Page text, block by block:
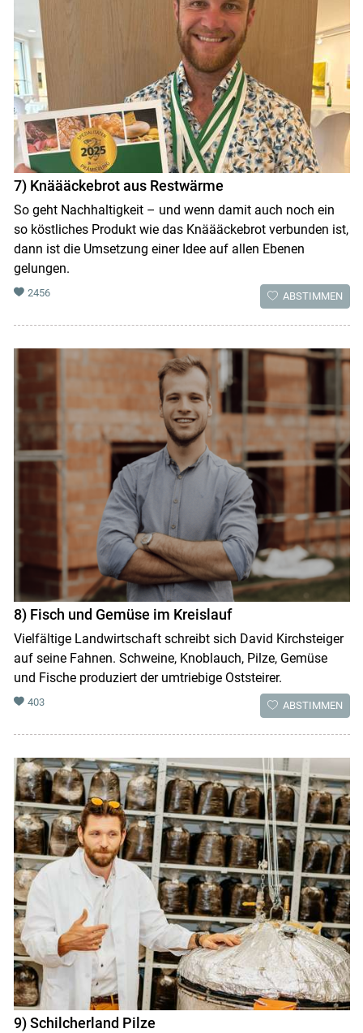
7) Knäääckebrot aus Restwärme
So geht Nachhaltigkeit – und wenn damit auch noch ein
so köstliches Produkt wie das Knäääckebrot verbunden ist,
dann ist die Umsetzung einer Idee auf allen Ebenen
gelungen.
2456 ABSTIMMEN
8) Fisch und Gemüse im Kreislauf
Vielfältige Landwirtschaft schreibt sich David Kirchsteiger
auf seine Fahnen. Schweine, Knoblauch, Pilze, Gemüse
und Fische produziert der umtriebige Oststeirer.
403 ABSTIMMEN
9) Schilcherland Pilze